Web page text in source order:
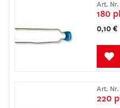
Art. Nr.
180
0,10 €
Art. Nr.
220